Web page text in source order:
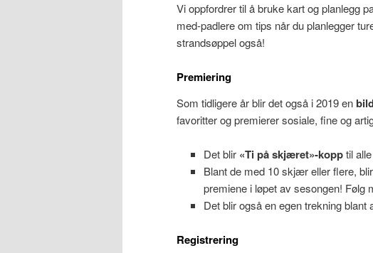
Vi oppfordrer til å bruke kart og planlegg
med-padlere om tips når du planlegger
strandsøppel også!
Premiering
Som tidligere år blir det også i 2019 en
favoritter og premierer sosiale, fine og
Det blir «Ti på skjæret»-kopptil
Blant de med 10 skjær eller flere,
premiene i løpet av sesongen! Følg
Det blir også en egen trekning blant
Registrering